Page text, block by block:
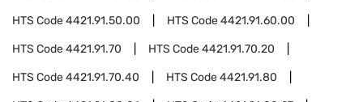
HTS Code4421.91.50.00 HTS Code4421.91.60.00
HTS Code4421.91.70 HTS Code4421.91.70.20
HTS Code4421.91.70.40 HTS Code4421.91.80